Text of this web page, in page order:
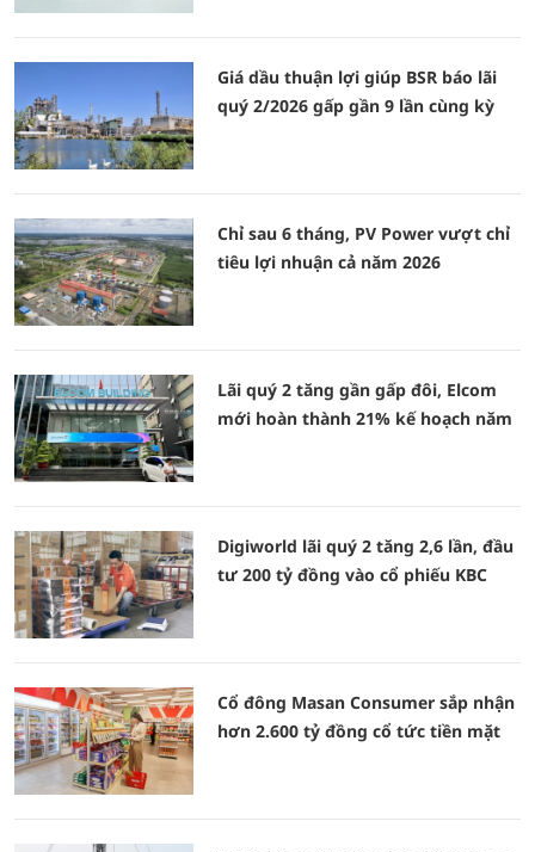
Giá dầu thuận lợi giúp BSR báo lãi
quý 2/2026 gấp gần 9 lần cùng kỳ
Chỉ sau 6 tháng, PV Power vượt chỉ
tiêu lợi nhuận cả năm 2026
Lãi quý 2 tăng gần gấp đôi, Elcom
mới hoàn thành 21% kế hoạch năm
Digiworld lãi quý 2 tăng 2,6 lần, đầu
tư 200 tỷ đồng vào cổ phiếu KBC
Cổ đông Masan Consumer sắp nhận
hơn 2.600 tỷ đồng cổ tức tiền mặt